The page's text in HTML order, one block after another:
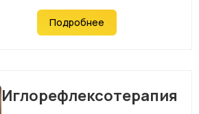
Подробнее
Иглорефлексотерапия